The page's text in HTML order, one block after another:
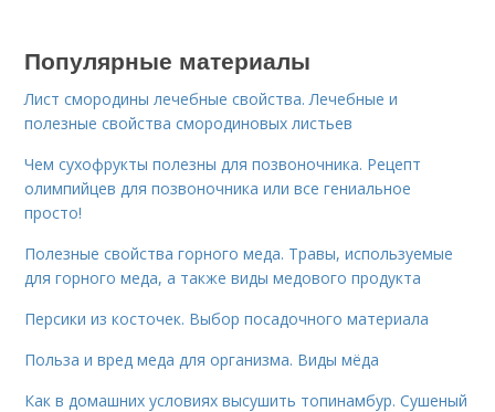
Популярные материалы
Лист смородины лечебные свойства. Лечебные и
полезные свойства смородиновых листьев
Чем сухофрукты полезны для позвоночника. Рецепт
олимпийцев для позвоночника или все гениальное
просто!
Полезные свойства горного меда. Травы, используемые
для горного меда, а также виды медового продукта
Персики из косточек. Выбор посадочного материала
Польза и вред меда для организма. Виды мёда
Как в домашних условиях высушить топинамбур. Сушеный